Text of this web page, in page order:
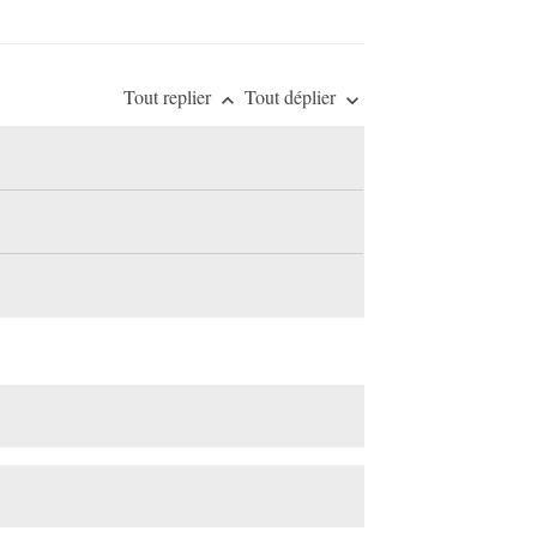
Tout replier keyboard_arrow_up Tout déplier keyboard_arrow_down